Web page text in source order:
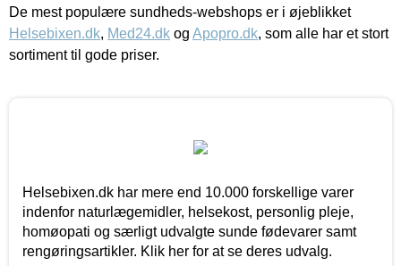
De mest populære sundheds-webshops er i øjeblikket
Helsebixen.dk, Med24.dk og Apopro.dk, som alle har et stort
sortiment til gode priser.
Helsebixen.dk har mere end 10.000 forskellige varer
indenfor naturlægemidler, helsekost, personlig pleje,
homøopati og særligt udvalgte sunde fødevarer samt
rengøringsartikler. Klik her for at se deres udvalg.